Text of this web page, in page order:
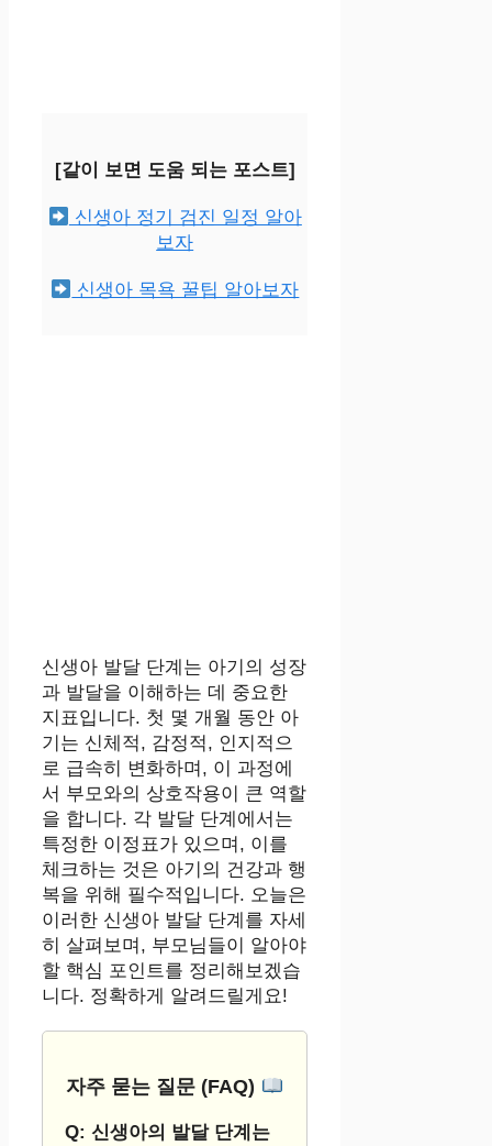
[같이 보면 도움 되는 포스트]
신생아 정기 검진 일정 알아
보자
신생아 목욕 꿀팁 알아보자
신생아 발달 단계는 아기의 성장
과 발달을 이해하는 데 중요한
지표입니다. 첫 몇 개월 동안 아
기는 신체적, 감정적, 인지적으
로 급속히 변화하며, 이 과정에
서 부모와의 상호작용이 큰 역할
을 합니다. 각 발달 단계에서는
특정한 이정표가 있으며, 이를
체크하는 것은 아기의 건강과 행
복을 위해 필수적입니다. 오늘은
이러한 신생아 발달 단계를 자세
히 살펴보며, 부모님들이 알아야
할 핵심 포인트를 정리해보겠습
니다. 정확하게 알려드릴게요!
자주 묻는 질문 (FAQ)
Q: 신생아의 발달 단계는